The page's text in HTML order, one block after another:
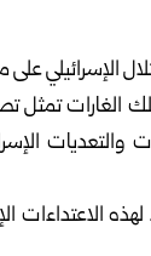
الإسرائيلي
الغارات تمثل
الاعتداءات